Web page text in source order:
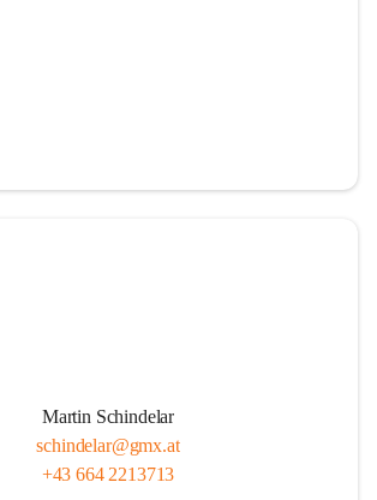
Martin Schindelar
schindelar@gmx.at
+43 664 2213713